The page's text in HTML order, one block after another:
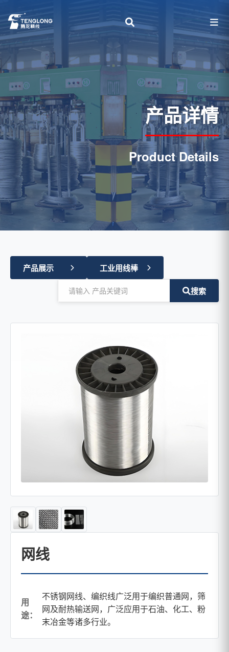
产品详情
Product Details
产品展示 工业用线棒
搜索
网线
用
途：
不锈钢网线、编织线广泛用于编织普通网，筛
网及耐热输送网，广泛应用于石油、化工、粉
末冶金等诸多行业。